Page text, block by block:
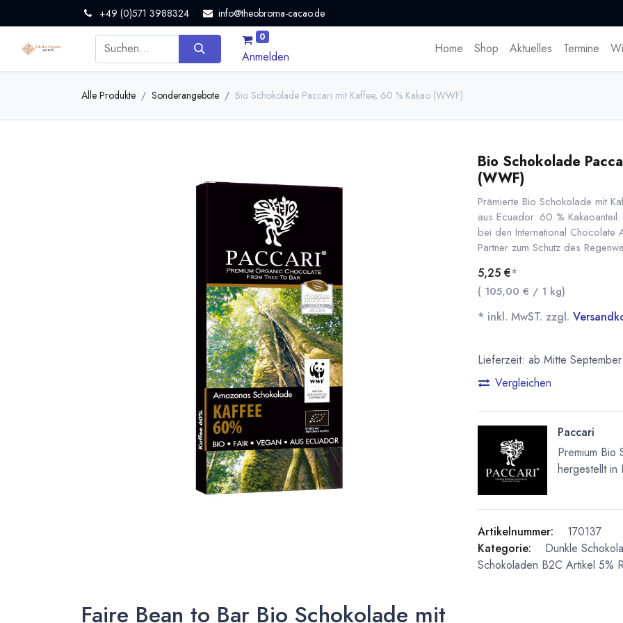
+49 (0)571 3988324 info@theobroma-cacao.de
0
Anmelden
Home Shop Aktuelles Termine
Alle Produkte Sonderangebote Bio Schokolade Paccari mit Kaffee, 60 % Kakao (WWF)
Bio Schokolade
(WWF)
Prämierte Bio Schokolade mit
aus Ecuador. 60 %
bei den International
Partner zum Schutz des
5,25 €*
( 105,00 € / 1 kg)
* inkl. MwST. zzgl.
Lieferzeit: ab Mitte September
Vergleichen
Paccari
Premium Bio
hergestellt in
Artikelnummer:
170137
Kategorie:
Dunkle
Schokoladen B2C Artikel 5%
Faire Bean to Bar Bio Schokolade mit